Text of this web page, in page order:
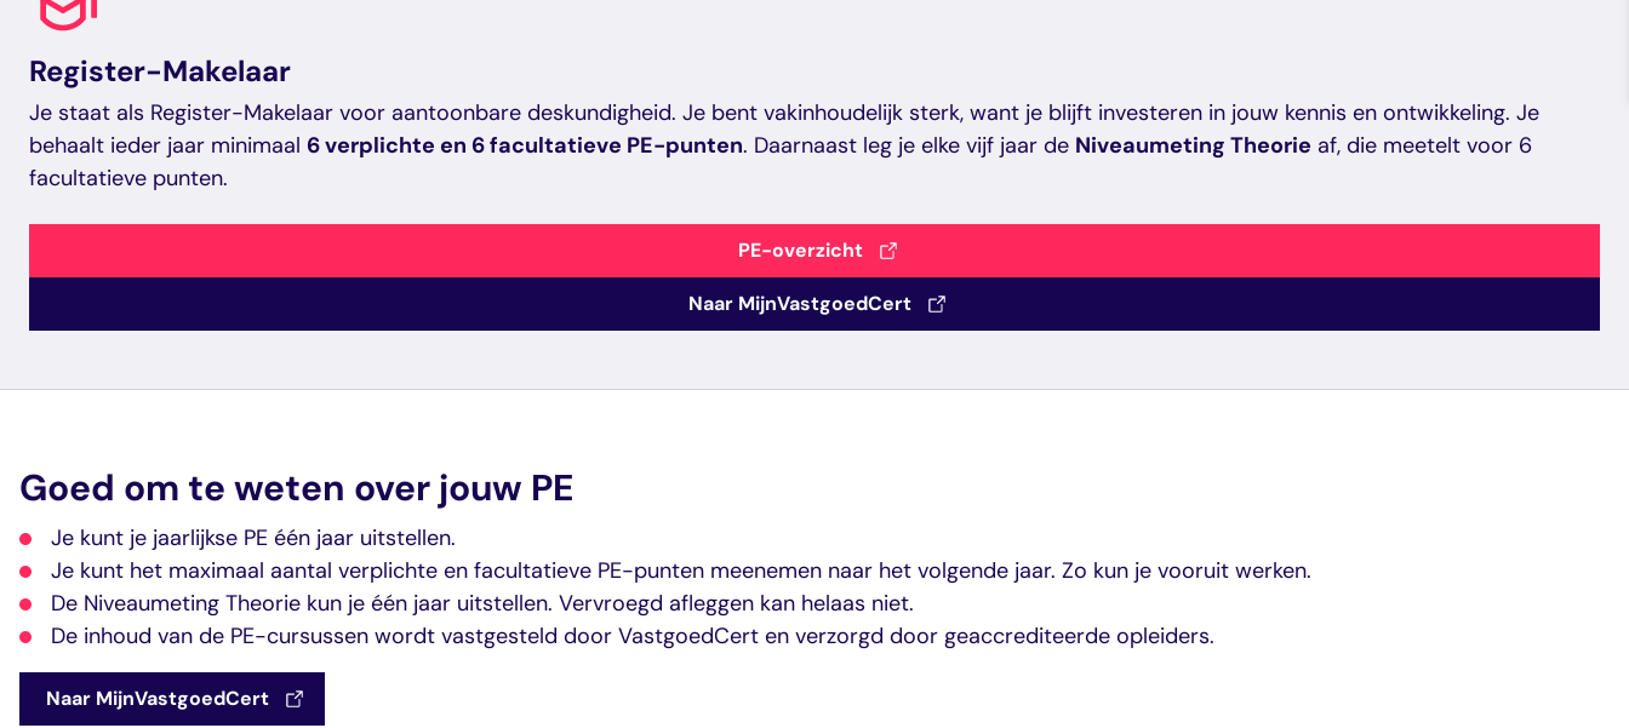
Register-Makelaar
Je staat als Register-Makelaar voor aantoonbare deskundigheid. Je bent vakinhoudelijk sterk, want je blijft investeren in jouw kennis en ontwikkeling. Je
behaalt ieder jaar minimaal 6 verplichte en 6 facultatieve PE-punten. Daarnaast leg je elke vijf jaar de Niveaumeting Theorie af, die meetelt voor 6
facultatieve punten.
PE-overzicht
Naar MijnVastgoedCert
Goed om te weten over jouw PE
Je kunt je jaarlijkse PE één jaar uitstellen.
Je kunt het maximaal aantal verplichte en facultatieve PE-punten meenemen naar het volgende jaar. Zo kun je vooruit werken.
De Niveaumeting Theorie kun je één jaar uitstellen. Vervroegd afleggen kan helaas niet.
De inhoud van de PE-cursussen wordt vastgesteld door VastgoedCert en verzorgd door geaccrediteerde opleiders.
Naar MijnVastgoedCert